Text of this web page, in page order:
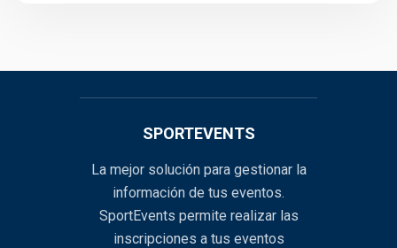
SPORTEVENTS
La mejor solución para gestionar la
información de tus eventos.
SportEvents permite realizar las
inscripciones a tus eventos